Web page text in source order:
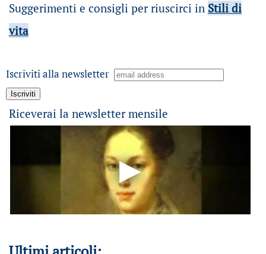
Suggerimenti e consigli per riuscirci in Stili di
vita
Iscriviti alla newsletter
Riceverai la newsletter mensile